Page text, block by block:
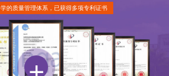
的质量管理体系，已获得多项专利证书